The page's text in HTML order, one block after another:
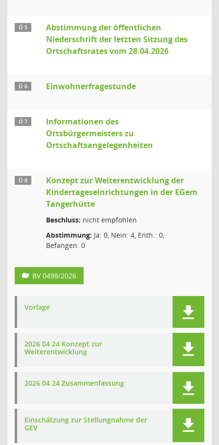
Ö 5
Abstimmung der öffentlichen
Niederschrift der letzten Sitzung des
Ortschaftsrates vom 28.04.2026
Ö 6 Einwohnerfragestunde
Ö 7
Informationen des
Ortsbürgermeisters zu
Ortschaftsangelegenheiten
Ö 8
Konzept zur Weiterentwicklung der
Kindertageseinrichtungen in der EGem
Tangerhütte
Beschluss: nicht empfohlen
Abstimmung: Ja: 0, Nein: 4, Enth.: 0,
Befangen: 0
BV 0498/2026
Vorlage
2026 04 24 Konzept zur
Weiterentwicklung
2026 04 24 Zusammenfassung
Einschätzung zur Stellungnahme der
GEV